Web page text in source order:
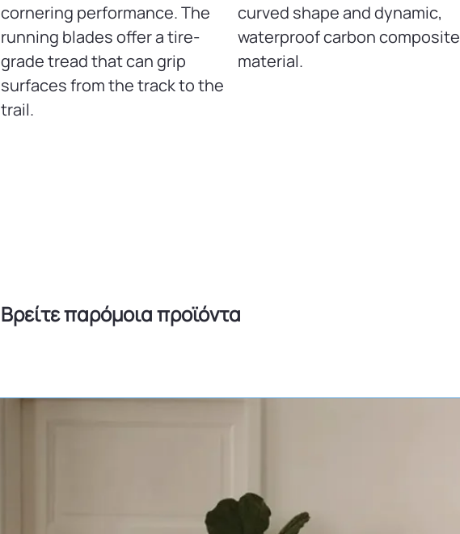
cornering performance. The
running blades offer a tire-
grade tread that can grip
surfaces from the track to the
trail.
curved shape and dynamic,
waterproof carbon composite
material.
Βρείτε παρόμοια προϊόντα